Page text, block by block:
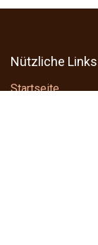
Nützliche Links
Startseite